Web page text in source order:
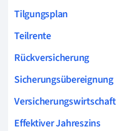
Tilgungsplan
Teilrente
Rückversicherung
Sicherungsübereignung
Versicherungswirtschaft
Effektiver Jahreszins